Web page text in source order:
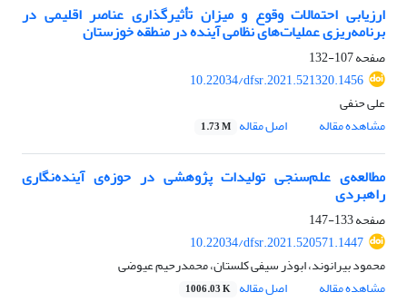
ارزیابی احتمالات وقوع و میزان تأثیرگذاری عناصر اقلیمی در
برنامه‌ریزی عملیات‌های نظامی آینده در منطقه خوزستان
صفحه107-132
10.22034/dfsr.2021.521320.1456
علی حنفی
مشاهده مقاله
اصل مقاله 1.73 M
مطالعه‌ی علم‌سنجی تولیدات پژوهشی در حوزه‌ی آینده‌نگاری
راهبردی
صفحه133-147
10.22034/dfsr.2021.520571.1447
محمود بیرانوند، ابوذر سیفی کلستان، محمدرحیم عیوضی
مشاهده مقاله
اصل مقاله 1006.03 K